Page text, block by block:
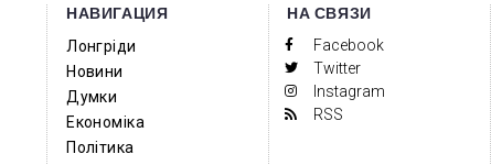
НАВИГАЦИЯ
Лонгріди
Новини
Думки
Економіка
Політика
НА СВЯЗИ
Facebook
Twitter
Instagram
RSS